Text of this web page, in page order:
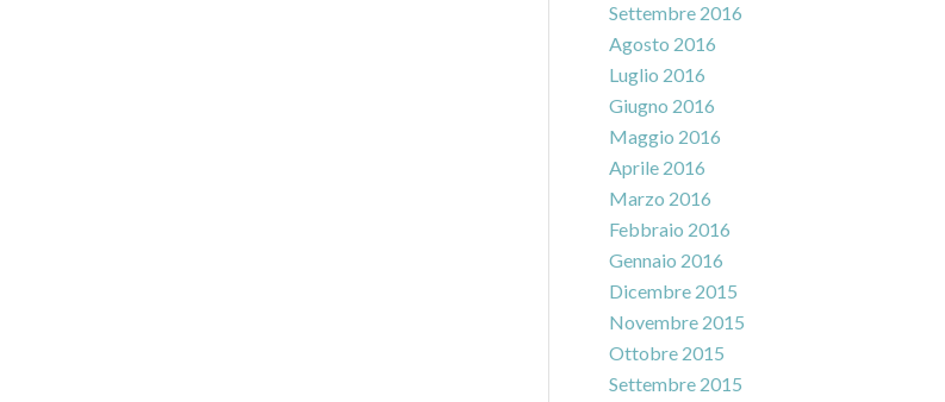
Settembre 2016
Agosto 2016
Luglio 2016
Giugno 2016
Maggio 2016
Aprile 2016
Marzo 2016
Febbraio 2016
Gennaio 2016
Dicembre 2015
Novembre 2015
Ottobre 2015
Settembre 2015